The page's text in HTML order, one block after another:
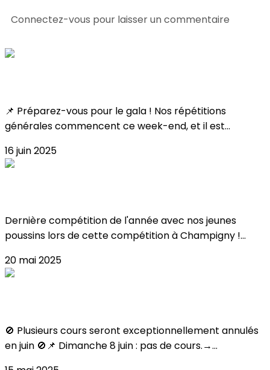
Connectez-vous pour laisser un commentaire
📌 Préparez-vous pour le gala ! Nos répétitions
générales commencent ce week-end, et il est...
16 juin 2025
Dernière compétition de l'année avec nos jeunes
poussins lors de cette compétition à Champigny !...
20 mai 2025
🚫 Plusieurs cours seront exceptionnellement annulés
en juin 🚫📌 Dimanche 8 juin : pas de cours.→...